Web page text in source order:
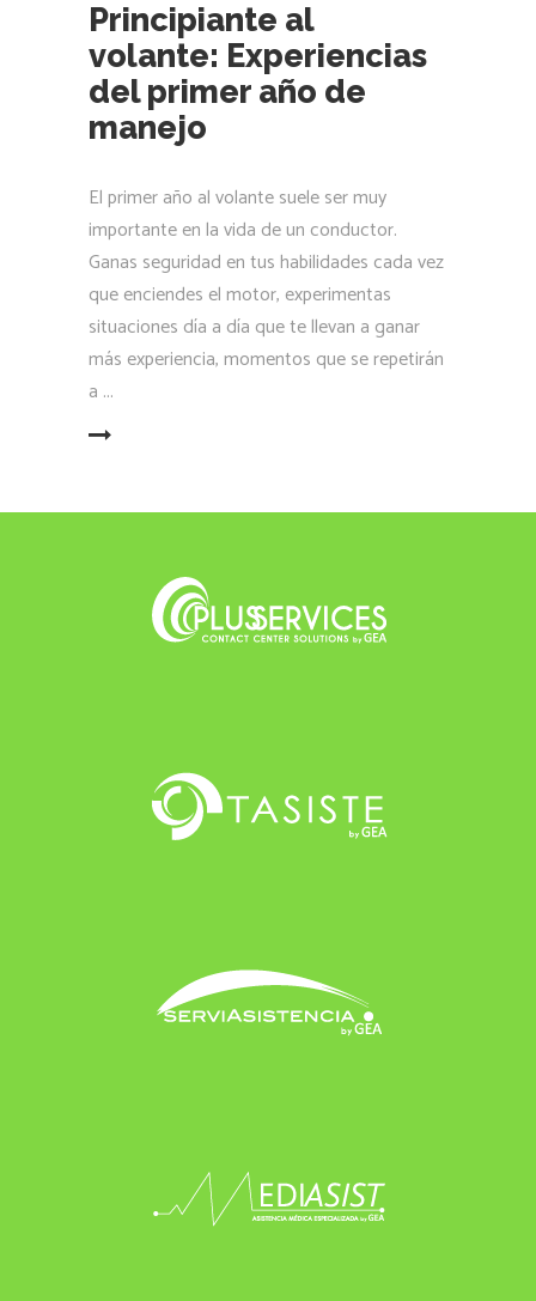
Principiante al
volante: Experiencias
del primer año de
manejo
El primer año al volante suele ser muy
importante en la vida de un conductor.
Ganas seguridad en tus habilidades cada vez
que enciendes el motor, experimentas
situaciones día a día que te llevan a ganar
más experiencia, momentos que se repetirán
a